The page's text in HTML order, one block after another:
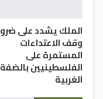
الملك يشدد على
وقف الاعتداءات
المستمرة على
الفلسطينيين بالضفة
الغربية